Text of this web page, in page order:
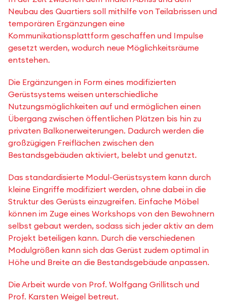
Neubau des Quartiers soll mithilfe von Teilabrissen und
temporären Ergänzungen eine
Kommunikationsplattform geschaffen und Impulse
gesetzt werden, wodurch neue Möglichkeitsräume
entstehen.
Die Ergänzungen in Form eines modifizierten
Gerüstsystems weisen unterschiedliche
Nutzungsmöglichkeiten auf und ermöglichen einen
Übergang zwischen öffentlichen Plätzen bis hin zu
privaten Balkonerweiterungen. Dadurch werden die
großzügigen Freiflächen zwischen den
Bestandsgebäuden aktiviert, belebt und genutzt.
Das standardisierte Modul-Gerüstsystem kann durch
kleine Eingriffe modifiziert werden, ohne dabei in die
Struktur des Gerüsts einzugreifen. Einfache Möbel
können im Zuge eines Workshops von den Bewohnern
selbst gebaut werden, sodass sich jeder aktiv an dem
Projekt beteiligen kann. Durch die verschiedenen
Modulgrößen kann sich das Gerüst zudem optimal in
Höhe und Breite an die Bestandsgebäude anpassen.
Die Arbeit wurde von Prof. Wolfgang Grillitsch und
Prof. Karsten Weigel betreut.